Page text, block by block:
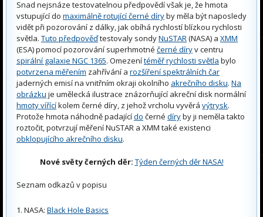
Snad nejsnáze testovatelnou předpovědí však je, že hmota
vstupující do maximálně rotující černé díryby měla být naposledy
vidět při pozorování z dálky, jak obíhá rychlostí blízkou rychlosti
světla. Tuto předpověďtestovaly sondyNuSTAR(NASA) a XMM
(ESA) pomocí pozorování superhmotné černé díryv centru
spirální galaxie NGC 1365. Omezenítéměř rychlosti světla bylo
potvrzena měřením zahřívání a rozšíření spektrálních čar
jaderných emisí na vnitřním okraji okolního akrečního disku. Na
obrázku je umělecká ilustrace znázorňující akreční disk normální
hmoty vířícíkolem černé díry, z jehož vrcholu vyvěrá výtrysk.
Protože hmota náhodně padajícído černé díryby ji neměla takto
roztočit, potvrzují měření NuSTAR a XMM také existenci
obklopujícího akrečního disku.
Nové světy černých děr: Týden černých děr NASA!
Seznam odkazů v popisu
NASA: Black Hole Basics